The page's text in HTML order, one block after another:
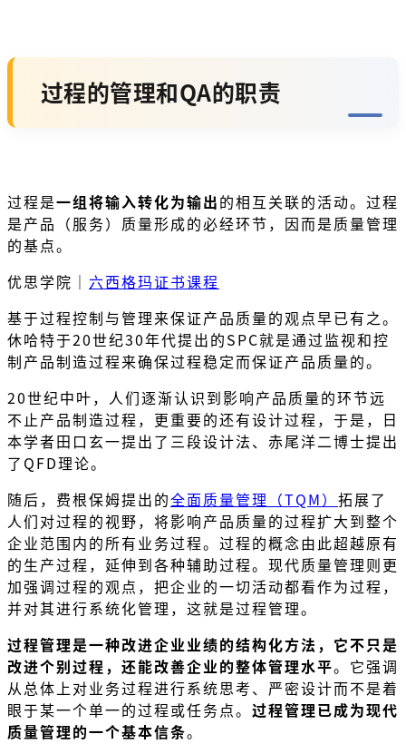
过程的管理和QA的职责
过程是一组将输入转化为输出的相互关联的活动。过程
是产品（服务）质量形成的必经环节，因而是质量管理
的基点。
优思学院｜ 六西格玛证书课程
基于过程控制与管理来保证产品质量的观点早已有之。
休哈特于20世纪30年代提出的SPC就是通过监视和控
制产品制造过程来确保过程稳定而保证产品质量的。
20世纪中叶，人们逐渐认识到影响产品质量的环节远
不止产品制造过程，更重要的还有设计过程，于是，日
本学者田口玄一提出了三段设计法、赤尾洋二博士提出
了QFD理论。
随后，费根保姆提出的全面质量管理（TQM） 拓展了
人们对过程的视野，将影响产品质量的过程扩大到整个
企业范围内的所有业务过程。过程的概念由此超越原有
的生产过程，延伸到各种辅助过程。现代质量管理则更
加强调过程的观点，把企业的一切活动都看作为过程，
并对其进行系统化管理，这就是过程管理。
过程管理是一种改进企业业绩的结构化方法，它不只是
改进个别过程，还能改善企业的整体管理水平。它强调
从总体上对业务过程进行系统思考、严密设计而不是着
眼于某一个单一的过程或任务点。 过程管理已成为现代
质量管理的一个基本信条。